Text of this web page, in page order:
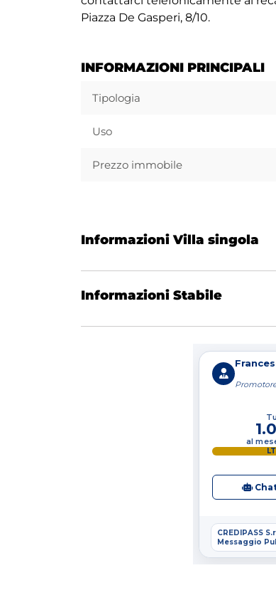
Piazza De Gasperi, 8/10.
INFORMAZIONI PRINCIPALI
Tipologia
Uso
Prezzo immobile
Informazioni Villa singola
Informazioni Stabile